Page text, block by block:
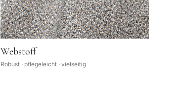
Webstoff
Robust · pflegeleicht · vielseitig